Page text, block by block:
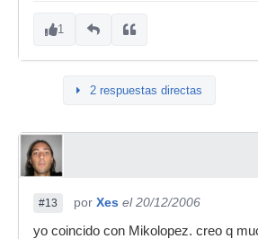
1
2 respuestas directas
#13 por Xes el 20/12/2006
yo coincido con Mikolopez. creo q